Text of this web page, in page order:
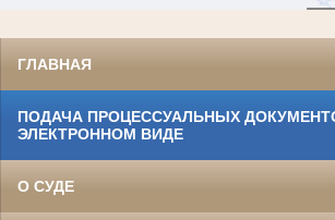
ГЛАВНАЯ
ПОДАЧА ПРОЦЕССУАЛЬНЫХ
ЭЛЕКТРОННОМ ВИДЕ
О СУДЕ